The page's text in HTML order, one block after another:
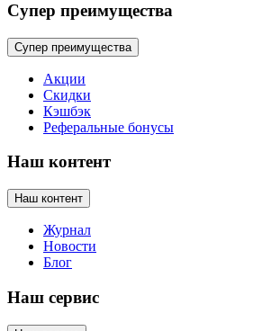
Супер преимущества
Супер преимущества
Акции
Скидки
Кэшбэк
Реферальные бонусы
Наш контент
Наш контент
Журнал
Новости
Блог
Наш сервис